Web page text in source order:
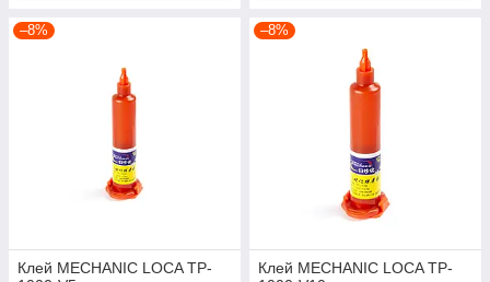
–8%
Клей MECHANIC LOCA TP-
–8%
Клей MECHANIC LOCA TP-